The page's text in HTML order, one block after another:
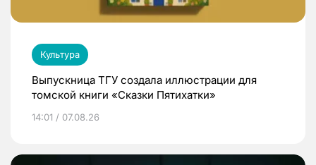
Культура
Выпускница ТГУ создала иллюстрации для
томской книги «Сказки Пятихатки»
14:01 / 07.08.26